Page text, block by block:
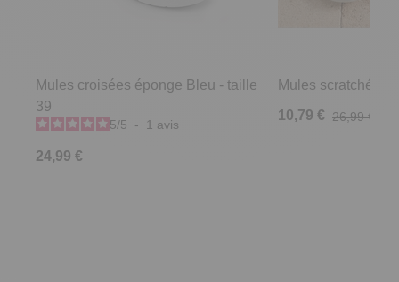
Mules croisées éponge Bleu - taille
39
5/5 - 1 avis
24,99 €
Mules scratchées
10,79 € 26,99 €